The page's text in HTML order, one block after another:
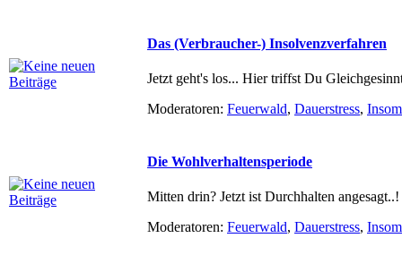
Das (Verbraucher-) Insolvenzverfahren
Jetzt geht's los... Hier triffst Du
Moderatoren: Feuerwald, Dauerstress,
Die Wohlverhaltensperiode
Mitten drin? Jetzt ist Durchhalten
Moderatoren: Feuerwald, Dauerstress,